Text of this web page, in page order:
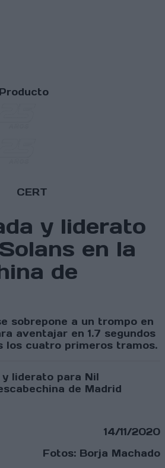
Producto
CERT
y liderato
en la
de
sobrepone a un trompo en
aventajar en 1.7 segundos
los cuatro primeros tramos.
14/11/2020
Fotos: Borja Machado